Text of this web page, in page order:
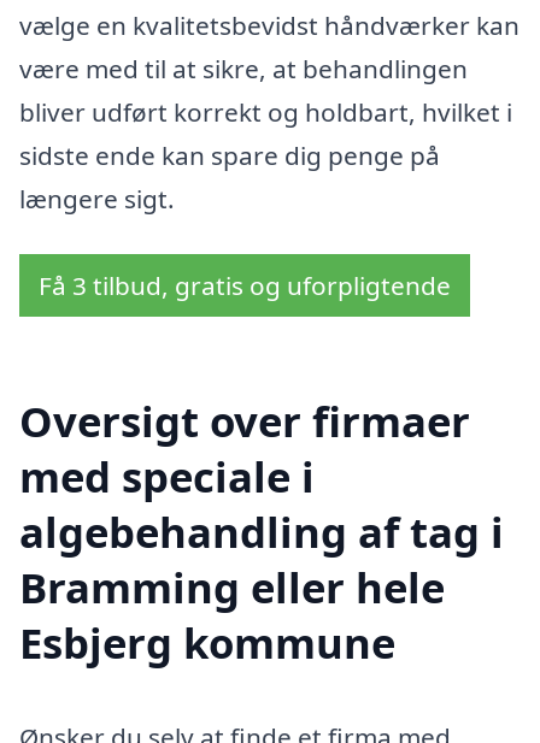
vælge en kvalitetsbevidst håndværker kan
være med til at sikre, at behandlingen
bliver udført korrekt og holdbart, hvilket i
sidste ende kan spare dig penge på
længere sigt.
Få 3 tilbud, gratis og uforpligtende
Oversigt over firmaer
med speciale i
algebehandling af tag i
Bramming eller hele
Esbjerg kommune